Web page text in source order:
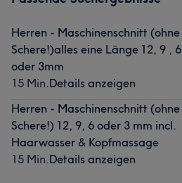
Herren - Maschinenschnitt (ohne
Schere!)alles eine Länge 12, 9 , 6
oder 3mm
15 Min.Details anzeigen
Herren - Maschinenschnitt (ohne
Schere!) 12, 9, 6 oder 3 mm incl.
Haarwasser & Kopfmassage
15 Min.Details anzeigen